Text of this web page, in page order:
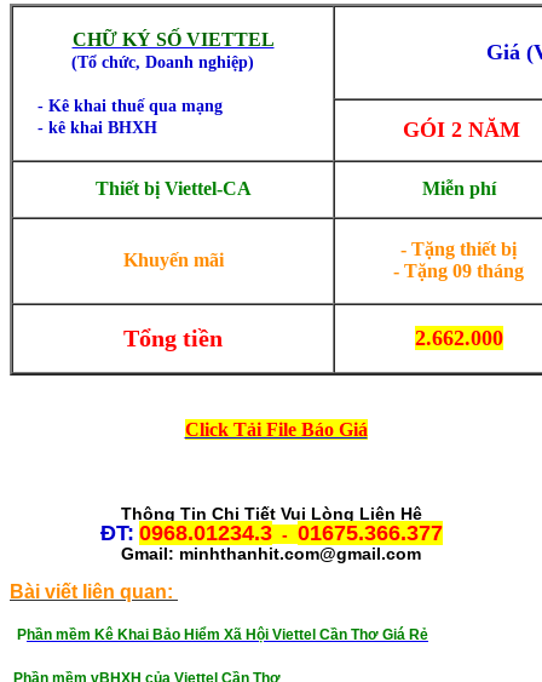
CHỮ KÝ SỐ VIETTEL
(Tổ chức, Doanh nghiệp)
- Kê khai thuế qua mạng
- kê khai BHXH
Giá
GÓI 2 NĂM
Thiết bị Viettel-CA Miễn phí
Khuyến mãi
- Tặng thiết bị
- Tặng 09 tháng
Tổng tiền 2.662.000
Click Tải File Báo Giá
Thông Tin Chi Tiết Vui Lòng Liên Hệ
ĐT: 0968.01234.3- 01675.366.377
Gmail: minhthanhit.com@gmail.com
Bài viết liên quan:
Phần mềm Kê Khai Bảo Hiểm Xã Hội Viettel Cần Thơ Giá Rẻ
Phần mềm vBHXH của Viettel Cần Thơ